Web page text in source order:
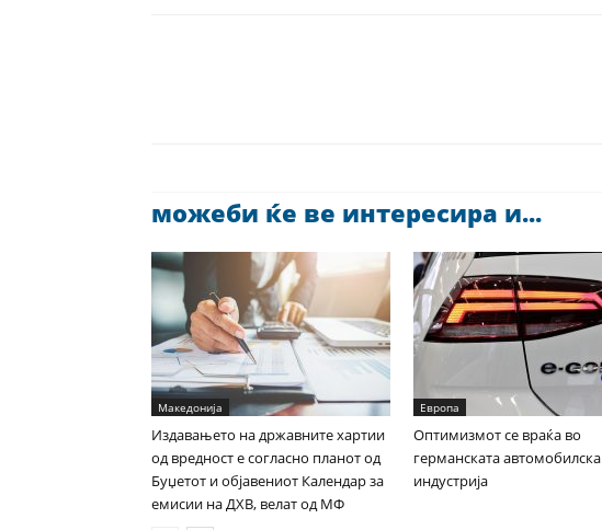
можеби ќе ве интересира и...
Македонија
Издавањето на државните хартии
од вредност е согласно планот од
Буџетот и објавениот Календар за
емисии на ДХВ, велат од МФ
Европа
Оптимизмот се враќа во
германската автомобилска
индустрија